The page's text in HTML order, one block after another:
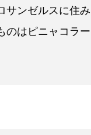
ンゼルスに住
はピニャコラ